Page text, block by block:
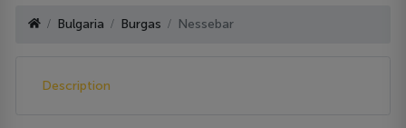
Bulgaria Burgas Nessebar
Description